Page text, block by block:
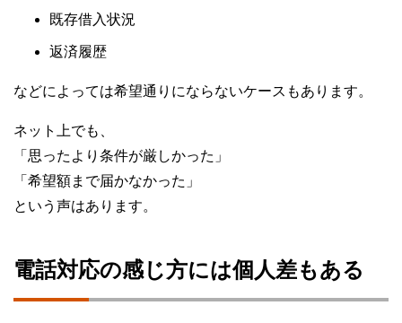
既存借入状況
返済履歴
などによっては希望通りにならないケースもあります。
ネット上でも、
「思ったより条件が厳しかった」
「希望額まで届かなかった」
という声はあります。
電話対応の感じ方には個人差もある